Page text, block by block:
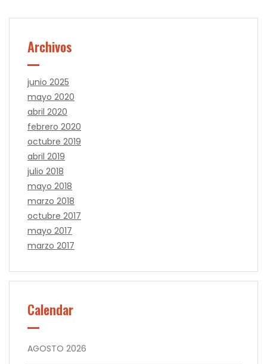
Archivos
junio 2025
mayo 2020
abril 2020
febrero 2020
octubre 2019
abril 2019
julio 2018
mayo 2018
marzo 2018
octubre 2017
mayo 2017
marzo 2017
Calendar
AGOSTO 2026